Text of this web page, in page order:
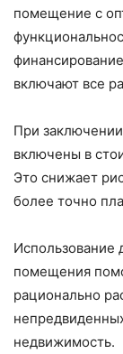
помещение с
включают все
При заключении
включены в
Это снижает
более точно
Использование
помещения
рационально
недвижимость.